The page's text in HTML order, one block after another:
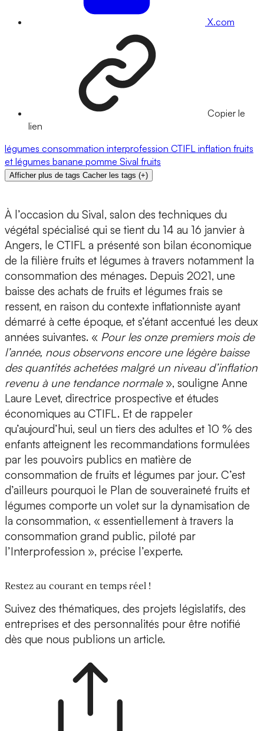
X.com
Copier le
lien
légumes consommation interprofession CTIFL inflation fruits
et légumes banane pomme Sival fruits
Afficher plus de tags Cacher les tags (+)
À l’occasion du Sival, salon des techniques du
végétal spécialisé qui se tient du 14 au 16 janvier à
Angers, le CTIFL a présenté son bilan économique
de la filière fruits et légumes à travers notamment la
consommation des ménages. Depuis 2021, une
baisse des achats de fruits et légumes frais se
ressent, en raison du contexte inflationniste ayant
démarré à cette époque, et s’étant accentué les deux
années suivantes. « Pour les onze premiers mois de
l’année, nous observons encore une légère baisse
des quantités achetées malgré un niveau d’inflation
revenu à une tendance normale », souligne Anne
Laure Levet, directrice prospective et études
économiques au CTIFL. Et de rappeler
qu’aujourd’hui, seul un tiers des adultes et 10 % des
enfants atteignent les recommandations formulées
par les pouvoirs publics en matière de
consommation de fruits et légumes par jour. C’est
d’ailleurs pourquoi le Plan de souveraineté fruits et
légumes comporte un volet sur la dynamisation de
la consommation, « essentiellement à travers la
consommation grand public, piloté par
l’Interprofession », précise l’experte.
Restez au courant en temps réel !
Suivez des thématiques, des projets législatifs, des
entreprises et des personnalités pour être notifié
dès que nous publions un article.